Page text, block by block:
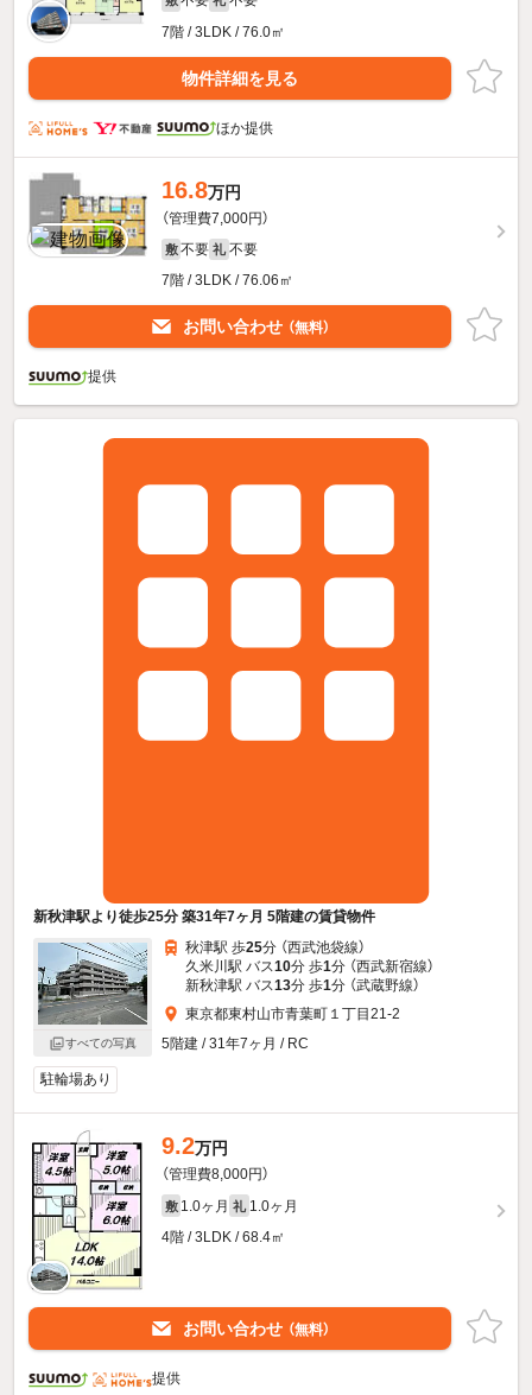
7階 / 3LDK / 76.0㎡
物件詳細を見る
ほか提供
16.8万円
（管理費7,000円）
敷 不要 礼 不要
7階 / 3LDK / 76.06㎡
お問い合わせ （無料）
提供
新秋津駅より徒歩25分 築31年7ヶ月 5階建の賃貸物件
すべての写真
秋津駅 歩25分 （西武池袋線）
久米川駅 バス10分 歩1分 （西武新宿線）
新秋津駅 バス13分 歩1分 （武蔵野線）
東京都東村山市青葉町１丁目21-2
5階建 / 31年7ヶ月 / RC
駐輪場あり
9.2万円
（管理費8,000円）
敷 1.0ヶ月 礼 1.0ヶ月
4階 / 3LDK / 68.4㎡
お問い合わせ （無料）
提供